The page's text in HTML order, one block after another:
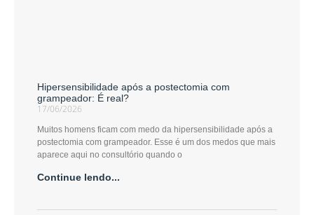
Hipersensibilidade após a postectomia com
grampeador: É real?
17/06/2026
Muitos homens ficam com medo da hipersensibilidade após a
postectomia com grampeador. Esse é um dos medos que mais
aparece aqui no consultório quando o
Continue lendo...